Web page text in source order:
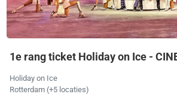
1e rang ticket Holiday on Ice -
Holiday on Ice
Rotterdam (+5 locaties)